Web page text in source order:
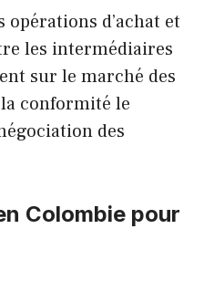
d’achat et
les intermédiaires
sur le marché des
conformité le
des
Colombie pour